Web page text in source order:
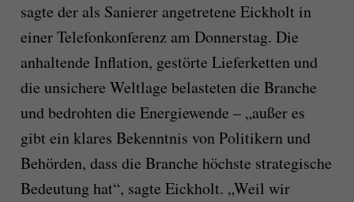
sagte der als Sanierer angetretene Eickholt in
einer Telefonkonferenz am Donnerstag. Die
anhaltende Inflation, gestörte Lieferketten und
die unsichere Weltlage belasteten die Branche
und bedrohten die Energiewende – „außer es
gibt ein klares Bekenntnis von Politikern und
Behörden, dass die Branche höchste strategische
Bedeutung hat“, sagte Eickholt. „Weil wir